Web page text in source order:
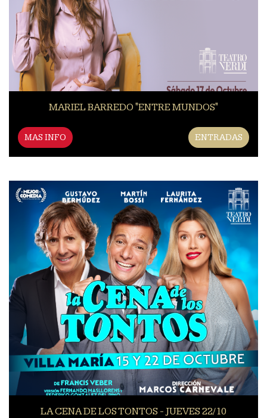
MARIEL BARREDO "ENTRE MUNDOS"
MAS INFO ENTRADAS
LA CENA DE LOS TONTOS - JUEVES 22/10